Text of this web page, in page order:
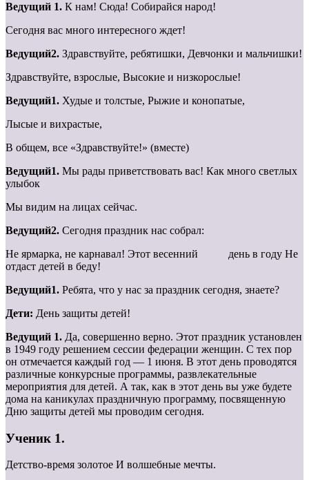
Ведущий 1. К нам! Сюда! Собирайся народ!
Сегодня вас много интересного ждет!
Ведущий2. Здравствуйте, ребятишки, Девчонки и мальчишки!
Здравствуйте, взрослые, Высокие и низкорослые!
Ведущий1. Худые и толстые, Рыжие и конопатые,
Лысые и вихрастые,
В общем, все «Здравствуйте!» (вместе)
Ведущий1. Мы рады приветствовать вас! Как много светлых
улыбок
Мы видим на лицах сейчас.
Ведущий2. Сегодня праздник нас собрал:
Не ярмарка, не карнавал! Этот весенний день в году Не
отдаст детей в беду!
Ведущий1. Ребята, что у нас за праздник сегодня, знаете?
Дети: День защиты детей!
Ведущий 1. Да, совершенно верно. Этот праздник установлен
в 1949 году решением сессии федерации женщин. С тех пор
он отмечается каждый год — 1 июня. В этот день проводятся
различные конкурсные программы, развлекательные
мероприятия для детей. А так, как в этот день вы уже будете
дома на каникулах праздничную программу, посвященную
Дню защиты детей мы проводим сегодня.
Ученик 1.
Детство-время золотое И волшебные мечты.